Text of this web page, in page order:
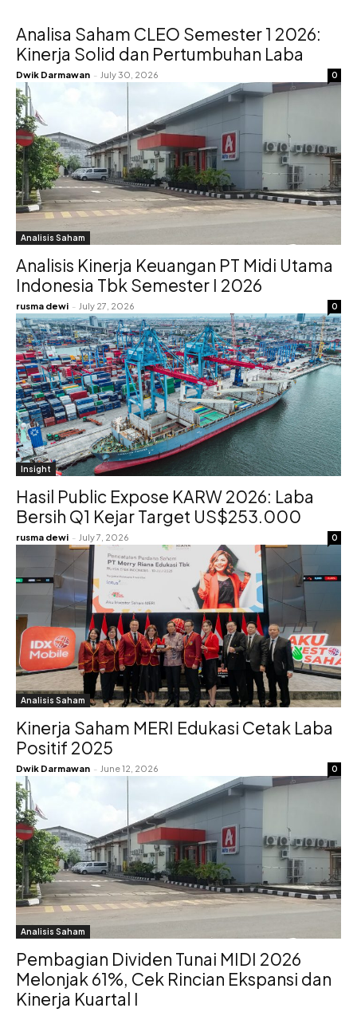
Analisa Saham CLEO Semester 1 2026:
Kinerja Solid dan Pertumbuhan Laba
Dwik Darmawan - July 30, 2026 0
Analisis Saham
Analisis Kinerja Keuangan PT Midi Utama
Indonesia Tbk Semester I 2026
rusma dewi - July 27, 2026 0
Insight
Hasil Public Expose KARW 2026: Laba
Bersih Q1 Kejar Target US$253.000
rusma dewi - July 7, 2026 0
Analisis Saham
Kinerja Saham MERI Edukasi Cetak Laba
Positif 2025
Dwik Darmawan - June 12, 2026 0
Analisis Saham
Pembagian Dividen Tunai MIDI 2026
Melonjak 61%, Cek Rincian Ekspansi dan
Kinerja Kuartal I